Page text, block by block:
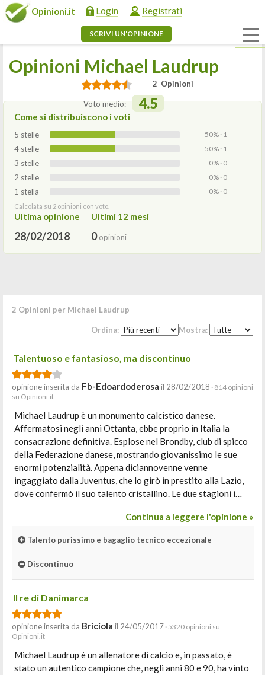
Opinioni.it Login Registrati
SCRIVI UN'OPINIONE
Opinioni Michael Laudrup
2 Opinioni
Voto medio: 4.5
Come si distribuiscono i voti
5 stelle 50% · 1
4 stelle 50% · 1
3 stelle 0% · 0
2 stelle 0% · 0
1 stella 0% · 0
Calcolata su 2 opinioni con voto.
Ultima opinione
28/02/2018
Ultimi 12 mesi
0opinioni
2 Opinioni per Michael Laudrup
Ordina: Mostra:
Talentuoso e fantasioso, ma discontinuo
opinione inserita da Fb-Edoardoderosa il 28/02/2018 · 814 opinioni
su Opinioni.it
Michael Laudrup è un monumento calcistico danese.
Affermatosi negli anni Ottanta, ebbe proprio in Italia la
consacrazione definitiva. Esplose nel Brondby, club di spicco
della Federazione danese, mostrando giovanissimo le sue
enormi potenzialità. Appena diciannovenne venne
ingaggiato dalla Juventus, che lo girò in prestito alla Lazio,
dove confermò il suo talento cristallino. Le due stagioni i…
Continua a leggere l'opinione »
Talento purissimo e bagaglio tecnico eccezionale
Discontinuo
Il re di Danimarca
opinione inserita da Briciola il 24/05/2017 · 5320 opinioni su
Opinioni.it
Michael Laudrup è un allenatore di calcio e, in passato, è
stato un autentico campione che, negli anni 80 e 90, ha vinto